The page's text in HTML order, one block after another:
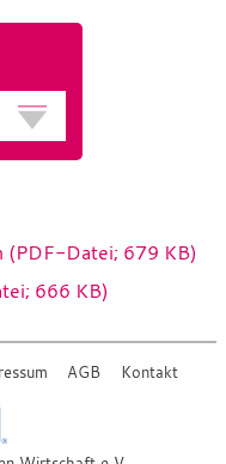
(PDF-Datei; 679 KB)
666 KB)
AGB Kontakt